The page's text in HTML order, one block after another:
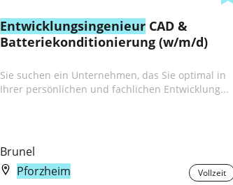
Entwicklungsingenieur CAD &
Batteriekonditionierung (w/m/d)
Sie suchen ein Unternehmen, das Sie optimal in
Ihrer persönlichen und fachlichen Entwicklung...
Brunel
Pforzheim
Vollzeit